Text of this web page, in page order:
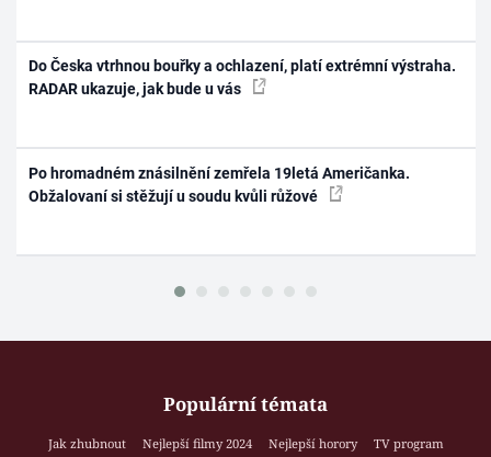
Do Česka vtrhnou bouřky a ochlazení, platí extrémní výstraha.
RADAR ukazuje, jak bude u vás
Po hromadném znásilnění zemřela 19letá Američanka.
Obžalovaní si stěžují u soudu kvůli růžové
Populární témata
Jak zhubnout Nejlepší filmy 2024 Nejlepší horory
TV program